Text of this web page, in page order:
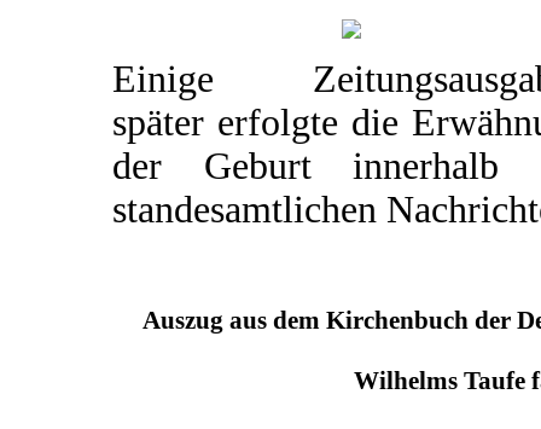
Einige
später erfolgte die
der Geburt innerhalb
standesamtlichen
Auszug aus dem Kirchenbuch der
Wilhelms Taufe